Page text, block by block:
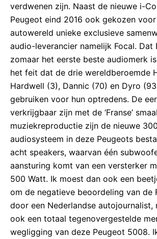
verdwenen zijn. Naast de nieuwe i-
Peugeot eind 2016 ook gekozen
autowereld unieke exclusieve
audio-leverancier namelijk Focal. Dat
zomaar het eerste beste audiomerk
het feit dat de drie wereldberoemde
Hardwell (3), Dannic (70) en Dyro
gebruiken voor hun optredens. De
verkrijgbaar zijn met de ‘Franse’
muziekreproductie zijn de nieuwe
audiosysteem in deze Peugeots
acht speakers, waarvan één
aansturing komt van een versterker
500 Watt. Ik moest dan ook een
om de negatieve beoordeling van de
door een Nederlandse autojournalist,
ook een totaal tegenovergestelde
wegligging van deze Peugeot 5008.